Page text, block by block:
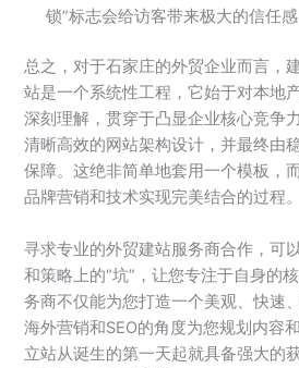
锁”标志会给访客带来极大的信任感
总之，对于石家庄的外贸企业而言，
站是一个系统性工程，它始于对本地
深刻理解，贯穿于凸显企业核心竞争
清晰高效的网站架构设计，并最终由
保障。这绝非简单地套用一个模板，
品牌营销和技术实现完美结合的过程。
寻求专业的外贸建站服务商合作，可
和策略上的“坑”，让您专注于自身的
务商不仅能为您打造一个美观、快速
海外营销和SEO的角度为您规划内容
立站从诞生的第一天起就具备强大的